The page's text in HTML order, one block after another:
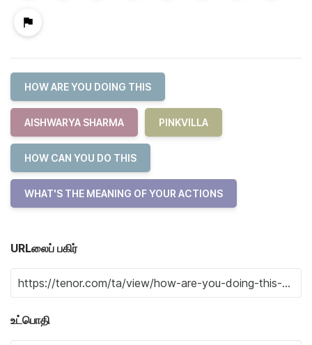
HOW ARE YOU DOING THIS
AISHWARYA SHARMA PINKVILLA
HOW CAN YOU DO THIS
WHAT'S THE MEANING OF YOUR ACTIONS
URLலைப் பகிர்
உட்பொதி